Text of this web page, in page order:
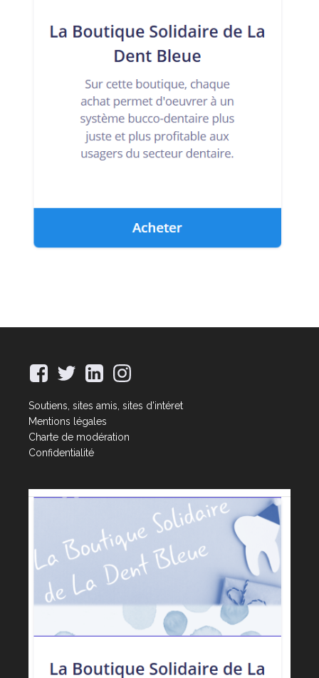
Soutiens, sites amis, sites d'intéret
Mentions légales
Charte de modération
Confidentialité